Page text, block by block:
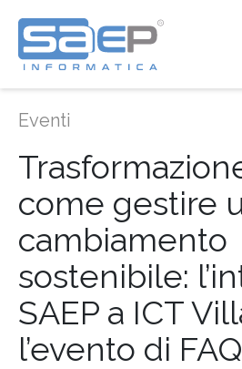
Eventi
come gestire
cambiamento
sostenibile:
SAEP a ICT
l’evento di